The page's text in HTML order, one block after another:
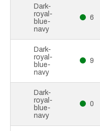
Dark-
royal-
blue-
navy
6
Dark-
royal-
blue-
navy
9
Dark-
royal-
blue-
navy
0